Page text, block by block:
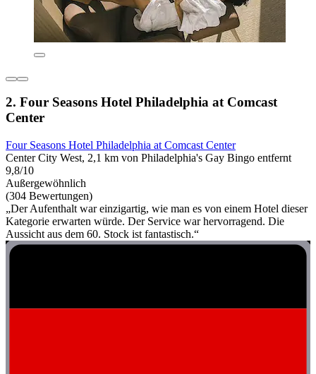
2. Four Seasons Hotel Philadelphia at Comcast
Center
Four Seasons Hotel Philadelphia at Comcast Center
Center City West, 2,1 km von Philadelphia's Gay Bingo entfernt
9,8/10
Außergewöhnlich
(304 Bewertungen)
„Der Aufenthalt war einzigartig, wie man es von einem Hotel dieser
Kategorie erwarten würde. Der Service war hervorragend. Die
Aussicht aus dem 60. Stock ist fantastisch.“